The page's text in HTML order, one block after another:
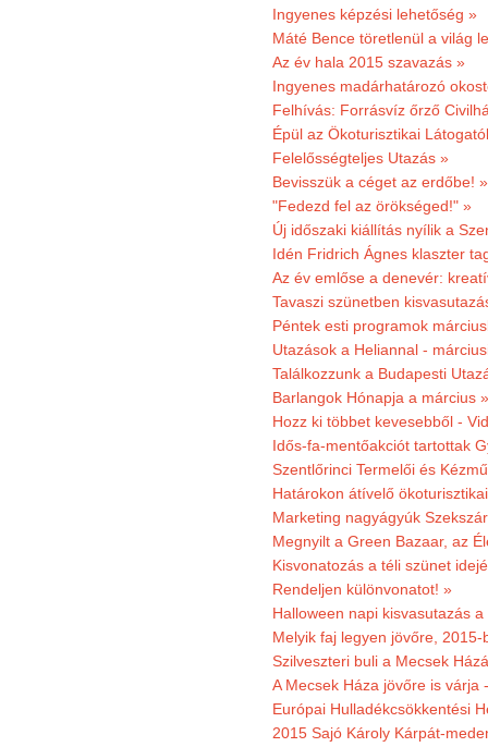
Ingyenes képzési lehetőség »
Máté Bence töretlenül a világ
Az év hala 2015 szavazás »
Ingyenes madárhatározó
Felhívás: Forrásvíz őrző
Épül az Ökoturisztikai
Felelősségteljes Utazás »
Bevisszük a céget az erdőbe! »
"Fedezd fel az örökséged!" »
Új időszaki kiállítás nyílik a
Idén Fridrich Ágnes klaszter
Az év emlőse a denevér:
Tavaszi szünetben
Péntek esti programok
Utazások a Heliannal -
Találkozzunk a Budapesti
Barlangok Hónapja a március »
Hozz ki többet kevesebből -
Idős-fa-mentőakciót tartottak
Szentlőrinci Termelői és
Határokon átívelő
Marketing nagyágyúk
Megnyilt a Green Bazaar, az
Kisvonatozás a téli szünet
Rendeljen különvonatot! »
Halloween napi kisvasutazás
Melyik faj legyen jövőre,
Szilveszteri buli a Mecsek
A Mecsek Háza jövőre is várja
Európai Hulladékcsökkentési
2015 Sajó Károly Kárpát-